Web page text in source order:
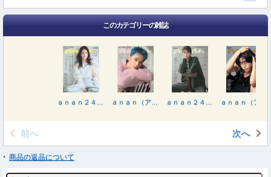
このカテゴリーの雑誌
前へ 次へ
商品の返品について